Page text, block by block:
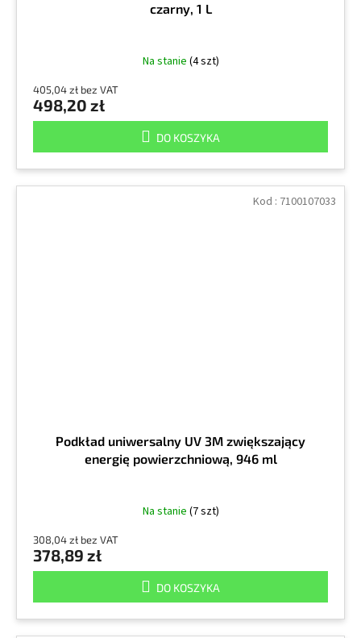
czarny, 1 L
Na stanie (4 szt)
405,04 zł bez VAT
498,20 zł
DO KOSZYKA
Podkład uniwersalny UV 3M zwiększający
energię powierzchniową, 946 ml
Na stanie (7 szt)
308,04 zł bez VAT
378,89 zł
DO KOSZYKA
Kod : 7100107033